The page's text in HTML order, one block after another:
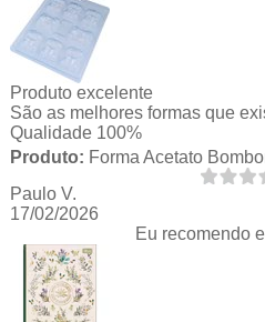
Produto excelente
São as melhores formas que
Qualidade 100%
Produto: Forma Acetato
Paulo V.
17/02/2026
Eu recomendo